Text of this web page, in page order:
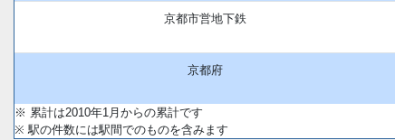
京都市営地下鉄
京都府
※ 累計は2010年1月からの累計です
※ 駅の件数には駅間でのものを含みます